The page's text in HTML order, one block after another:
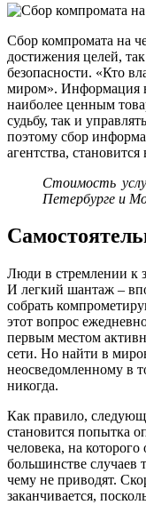
Сбор компромата на
достижения целей,
безопасности. «Кто
миром». Информация
наиболее ценным
судьбу, так и
поэтому сбор
агентства,
Стоимость
Петербурге и
Люди в стремлении к
И легкий шантаж –
собрать
этот вопрос
первым местом
сети. Но найти в
неосведомленному в
никогда.
Как правило,
становится попытка
человека, на
большинстве случаев
чему не приводят.
заканчивается,